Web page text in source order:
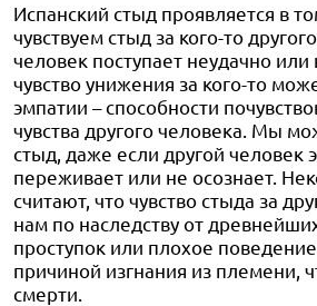
Испанский стыд проявляется в
чувствуем стыд за кого-то
человек поступает неудачно или
чувство унижения за кого-то
эмпатии – способности
чувства другого человека. Мы
стыд, даже если другой человек
переживает или не осознает.
считают, что чувство стыда за
нам по наследству от
проступок или плохое
причиной изгнания из племени,
смерти.